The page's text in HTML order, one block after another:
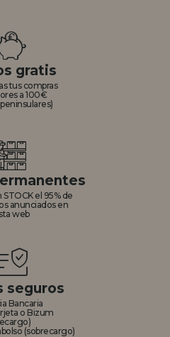
gratis
tus compras
a 100€
el 95% de
anunciados en
web
seguros
Bancaria
o Bizum
(sobrecargo)